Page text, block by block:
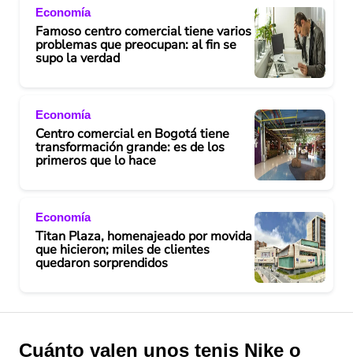
Economía
Famoso centro comercial tiene varios
problemas que preocupan: al fin se
supo la verdad
Economía
Centro comercial en Bogotá tiene
transformación grande: es de los
primeros que lo hace
Economía
Titan Plaza, homenajeado por movida
que hicieron; miles de clientes
quedaron sorprendidos
Cuánto valen unos tenis Nike o